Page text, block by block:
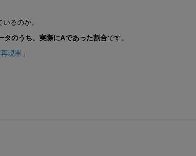
るのか。
タのうち、実際にAであった割合です。
現率」